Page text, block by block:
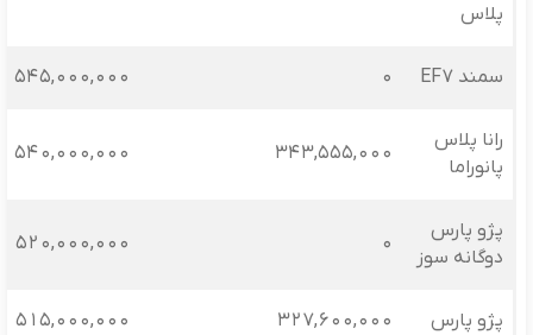
پلاس
سمند EF7 0
545,000,000
رانا پلاس
پانوراما
343,555,000
540,000,000
پژو پارس
دوگانه سوز
0
520,000,000
پژو پارس 327,600,000
515,000,000